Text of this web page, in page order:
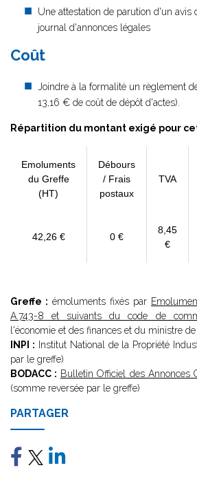
Une attestation de parution d'un avis
journal d'annonces légales
Coût
Joindre à la formalité un règlement
13,16 € de coût de dépôt d'actes).
Répartition du montant exigé pour
Emoluments
du Greffe
(HT)
Débours
/ Frais
postaux
TVA
42,26 € 0 €
8,45
€
Greffe : émoluments fixés par
A.743-8 et suivants du code de
l'économie et des finances et du ministre
INPI : Institut National de la Propriété
par le greffe)
BODACC : Bulletin Officiel des Annonces
(somme reversée par le greffe)
PARTAGER